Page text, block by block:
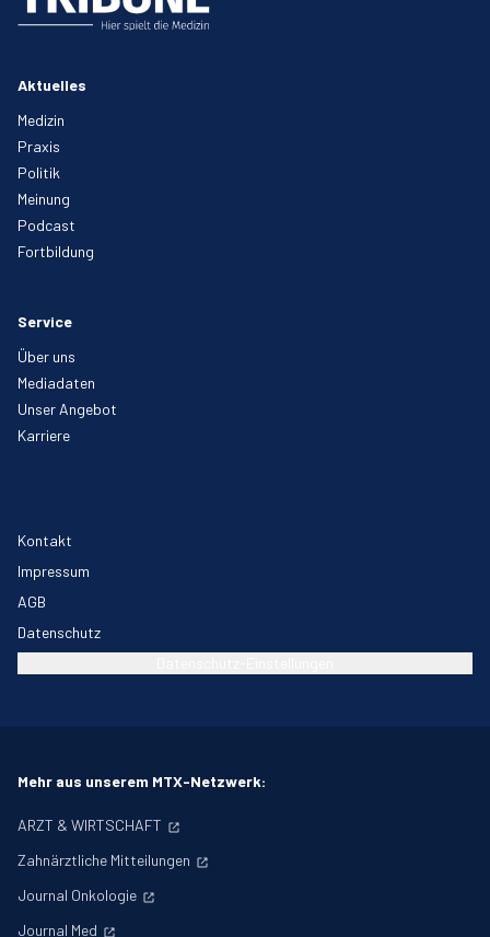
Aktuelles
Medizin
Praxis
Politik
Meinung
Podcast
Fortbildung
Service
Über uns
Mediadaten
Unser Angebot
Karriere
Kontakt
Impressum
AGB
Datenschutz
Mehr aus unserem MTX-Netzwerk:
ARZT & WIRTSCHAFT
Zahnärztliche Mitteilungen
Journal Onkologie
Journal Med